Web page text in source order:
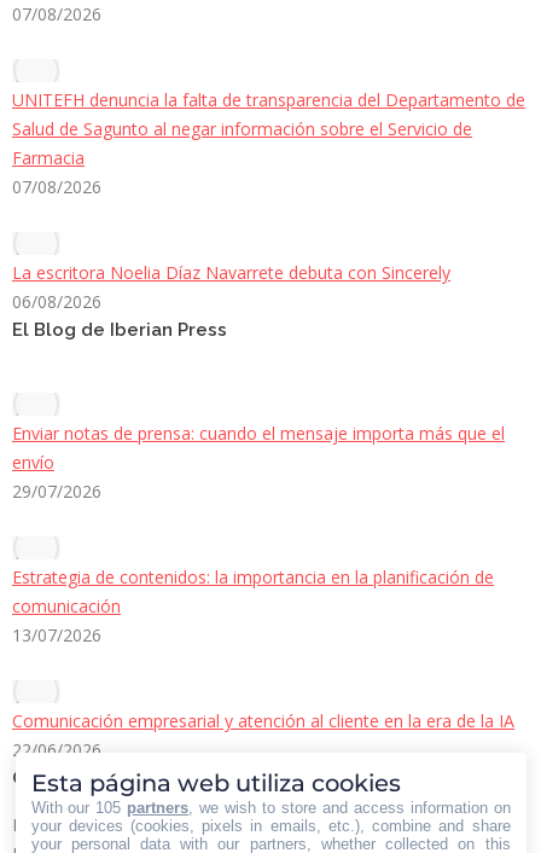
07/08/2026
UNITEFH denuncia la falta de transparencia del Departamento de
Salud de Sagunto al negar información sobre el Servicio de
Farmacia
07/08/2026
La escritora Noelia Díaz Navarrete debuta con Sincerely
06/08/2026
El Blog de Iberian Press
Enviar notas de prensa: cuando el mensaje importa más que el
envío
29/07/2026
Estrategia de contenidos: la importancia en la planificación de
comunicación
13/07/2026
Comunicación empresarial y atención al cliente en la era de la IA
22/06/2026
Contacto Iberian Press
Principales vías de contacto:
Esta página web utiliza cookies
With our 105 partners , we wish to store and access information on
your devices (cookies, pixels in emails, etc.), combine and share
your personal data with our partners, whether collected on this